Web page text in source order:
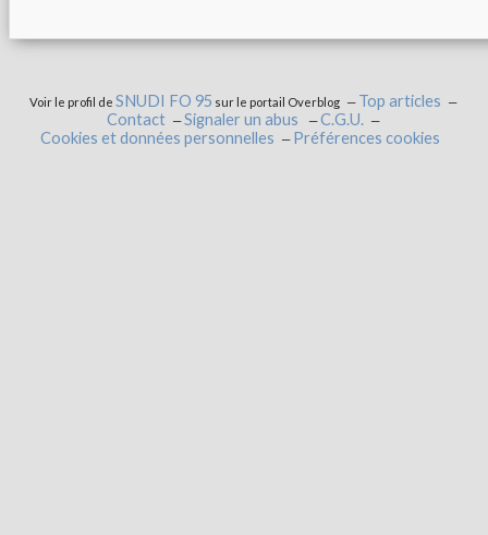
Voir le profil deSNUDI FO 95 sur le portail Overblog
Top articles
Contact
Signaler un abus
C.G.U.
Cookies et données personnelles
Préférences cookies